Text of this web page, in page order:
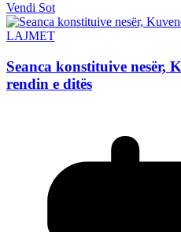
Vendi Sot
LAJMET
Seanca konstituive nesër,
rendin e ditës